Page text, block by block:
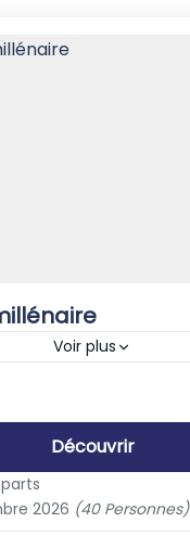
Voir plus
Découvrir
2026 (40 Personnes)